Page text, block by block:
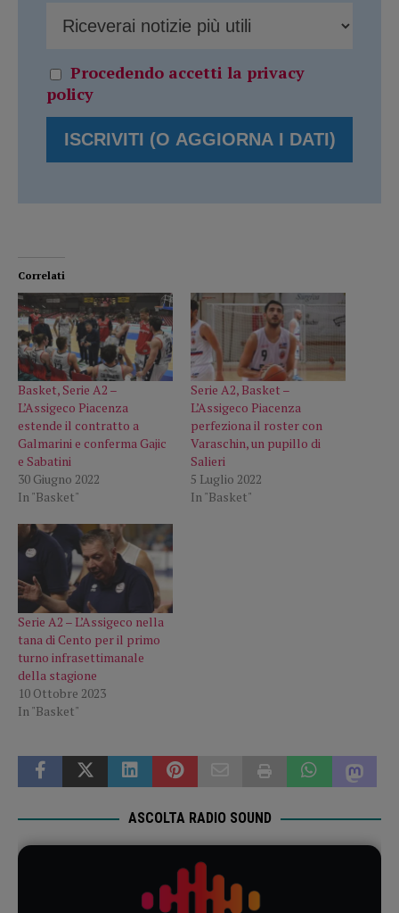
Procedendo accetti la privacy
policy
Correlati
Basket, Serie A2 –
L’Assigeco Piacenza
estende il contratto a
Galmarini e conferma Gajic
e Sabatini
30 Giugno 2022
In "Basket"
Serie A2, Basket –
L’Assigeco Piacenza
perfeziona il roster con
Varaschin, un pupillo di
Salieri
5 Luglio 2022
In "Basket"
Serie A2 – L’Assigeco nella
tana di Cento per il primo
turno infrasettimanale
della stagione
10 Ottobre 2023
In "Basket"
ASCOLTA RADIO SOUND